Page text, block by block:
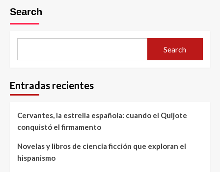
Search
Search
Entradas recientes
Cervantes, la estrella española: cuando el Quijote
conquistó el firmamento
Novelas y libros de ciencia ficción que exploran el
hispanismo